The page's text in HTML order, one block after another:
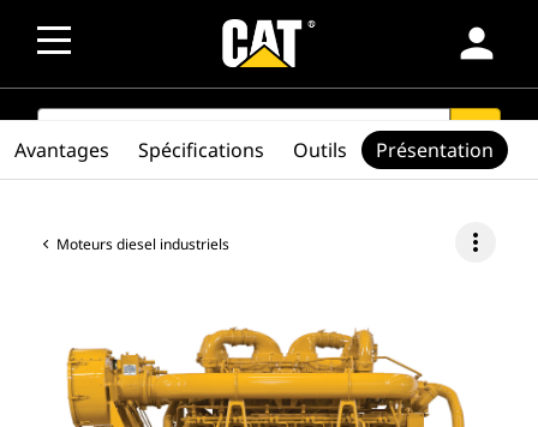
person
SEARCH search
Moteurs diesel industriels more_vert
Avantages Spécifications Outils Présentation